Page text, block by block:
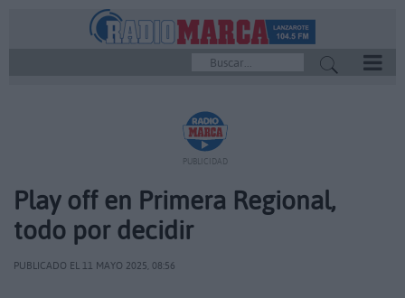
PUBLICIDAD
Play off en Primera Regional,
todo por decidir
PUBLICADO EL 11 MAYO 2025, 08:56